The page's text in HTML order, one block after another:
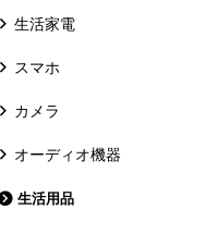
生活家電
スマホ
カメラ
オーディオ機器
生活用品